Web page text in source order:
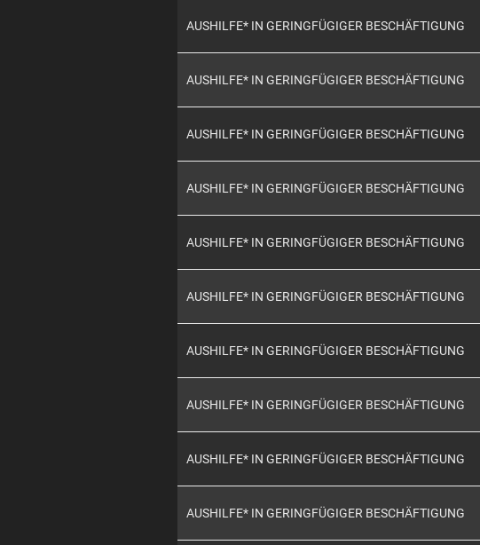
AUSHILFE* IN GERINGFÜGIGER BESCHÄFTIGUNG
AUSHILFE* IN GERINGFÜGIGER BESCHÄFTIGUNG
AUSHILFE* IN GERINGFÜGIGER BESCHÄFTIGUNG
AUSHILFE* IN GERINGFÜGIGER BESCHÄFTIGUNG
AUSHILFE* IN GERINGFÜGIGER BESCHÄFTIGUNG
AUSHILFE* IN GERINGFÜGIGER BESCHÄFTIGUNG
AUSHILFE* IN GERINGFÜGIGER BESCHÄFTIGUNG
AUSHILFE* IN GERINGFÜGIGER BESCHÄFTIGUNG
AUSHILFE* IN GERINGFÜGIGER BESCHÄFTIGUNG
AUSHILFE* IN GERINGFÜGIGER BESCHÄFTIGUNG